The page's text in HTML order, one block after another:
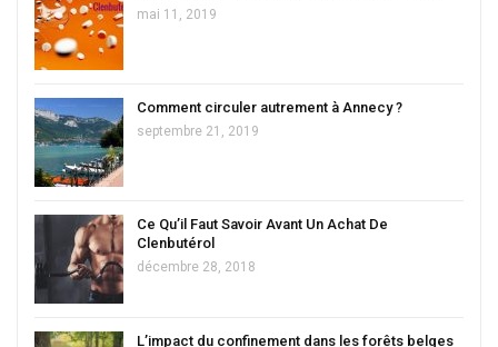
mai 11, 2019
Comment circuler autrement à Annecy ?
septembre 21, 2019
Ce Qu’il Faut Savoir Avant Un Achat De
Clenbutérol
décembre 28, 2018
L’impact du confinement dans les forêts belges